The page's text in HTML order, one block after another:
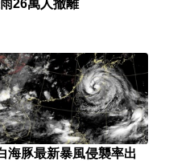
26萬人撤離
海豚最新暴風侵襲率出